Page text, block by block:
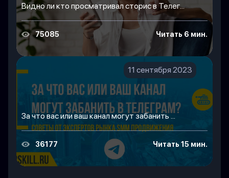
Видно ли кто просматривал сторис в Телег...
75085 Читать 6 мин.
11 сентября 2023
За что вас или ваш канал могут забанить ...
36177 Читать 15 мин.